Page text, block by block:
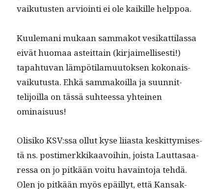
vaiku­tusten arvioin­ti ei ole kaikille helppoa.
Kuule­mani mukaan sam­makot vesikat­ti­las­sa
eivät huo­maa asteit­tain (kir­jaimel­lis­es­ti!)
tapah­tu­van läm­pötil­a­muu­tok­sen kokon­ais­
vaiku­tus­ta. Ehkä sam­makoil­la ja suun­nit­
telijoil­la on tässä suh­teessa yhteinen
ominaisuus!
Olisiko KSV:ssa ollut kyse liias­ta keskit­tymis­es­
tä ns. pos­timerkkikaavoihin, joista Laut­tasaa­
res­sa on jo pitkään voitu havain­to­ja tehdä.
Olen jo pitkään myös epäil­lyt, että Kansak­